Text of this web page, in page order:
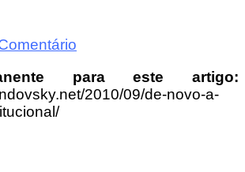
para este artigo:
2010/09/de-novo-a-